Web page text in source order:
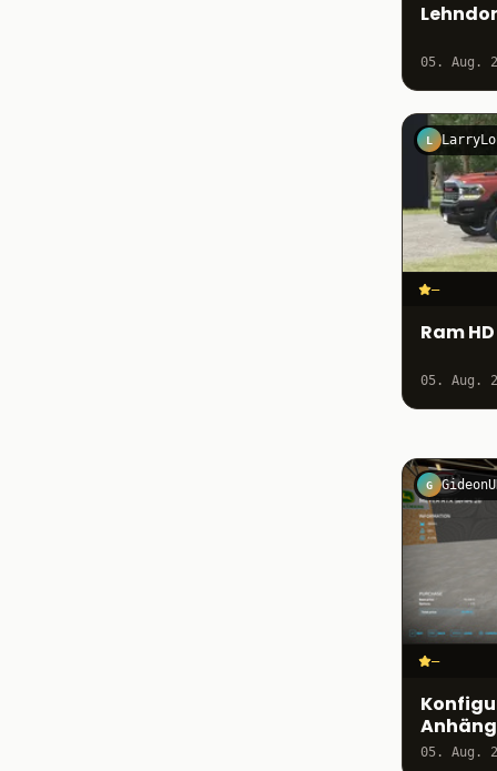
05. Aug.
L
–
Ram
05. Aug.
G
–
05. Aug.